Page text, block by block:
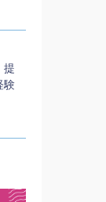
提
験